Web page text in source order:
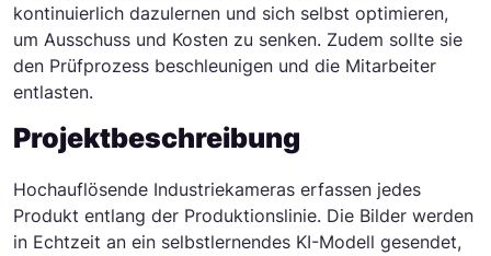
kontinuierlich dazulernen und sich selbst optimieren,
um Ausschuss und Kosten zu senken. Zudem sollte sie
den Prüfprozess beschleunigen und die Mitarbeiter
entlasten.
Projektbeschreibung
Hochauflösende Industriekameras erfassen jedes
Produkt entlang der Produktionslinie. Die Bilder werden
in Echtzeit an ein selbstlernendes KI-Modell gesendet,